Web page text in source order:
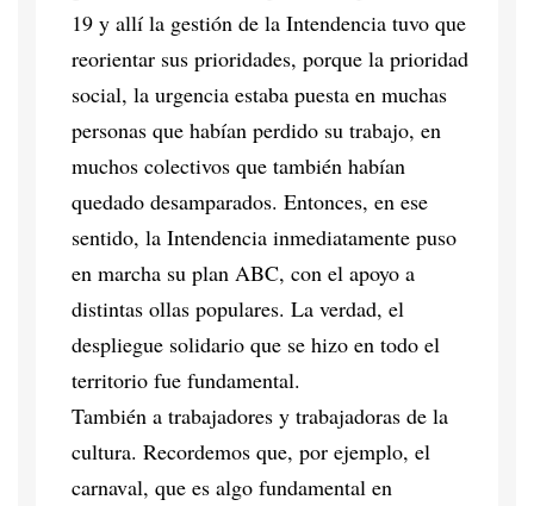
19 y allí la gestión de la Intendencia tuvo que
reorientar sus prioridades, porque la prioridad
social, la urgencia estaba puesta en muchas
personas que habían perdido su trabajo, en
muchos colectivos que también habían
quedado desamparados. Entonces, en ese
sentido, la Intendencia inmediatamente puso
en marcha su plan ABC, con el apoyo a
distintas ollas populares. La verdad, el
despliegue solidario que se hizo en todo el
territorio fue fundamental.
También a trabajadores y trabajadoras de la
cultura. Recordemos que, por ejemplo, el
carnaval, que es algo fundamental en